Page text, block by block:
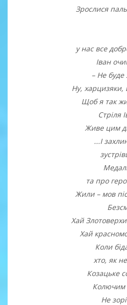
Зрослися
у нас все
Іван
– Не буде
Ну, харцизяки,
Щоб я так
Стріля
Живе цим
...І
та про
Жили – мов
Хай
Хай
Коли
хто, як
Козацьке
Колючим
Не